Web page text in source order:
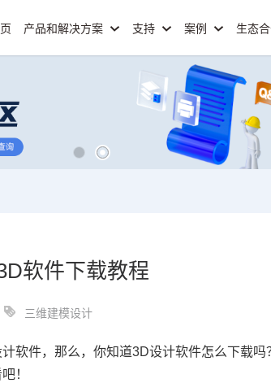
产品和解决方案 支持 案例 生态
软件下载教程
三维建模设计
软件，那么，你知道3D设计软件怎么下载吗
！